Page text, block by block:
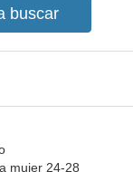
mujer 24-28